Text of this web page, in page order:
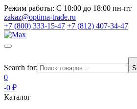
Режим работы: С 10:00 до 18:00 пн-пт
zakaz@optima-trade.ru
+7 (800) 333-15-47 +7 (812) 407-34-47
Search for:
0
-0 ₽
Каталог